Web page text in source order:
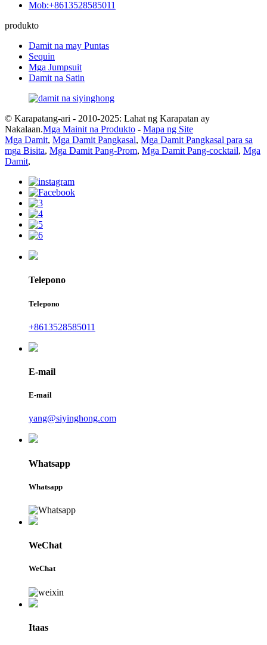
Mob:+8613528585011
produkto
Damit na may Puntas
Sequin
Mga Jumpsuit
Damit na Satin
© Karapatang-ari - 2010-2025: Lahat ng Karapatan ay
Nakalaan.Mga Mainit na Produkto - Mapa ng Site
Mga Damit, Mga Damit Pangkasal, Mga Damit Pangkasal para sa
mga Bisita, Mga Damit Pang-Prom, Mga Damit Pang-cocktail, Mga
Damit,
Telepono
Telepono
+8613528585011
E-mail
E-mail
yang@siyinghong.com
Whatsapp
Whatsapp
WeChat
WeChat
Itaas